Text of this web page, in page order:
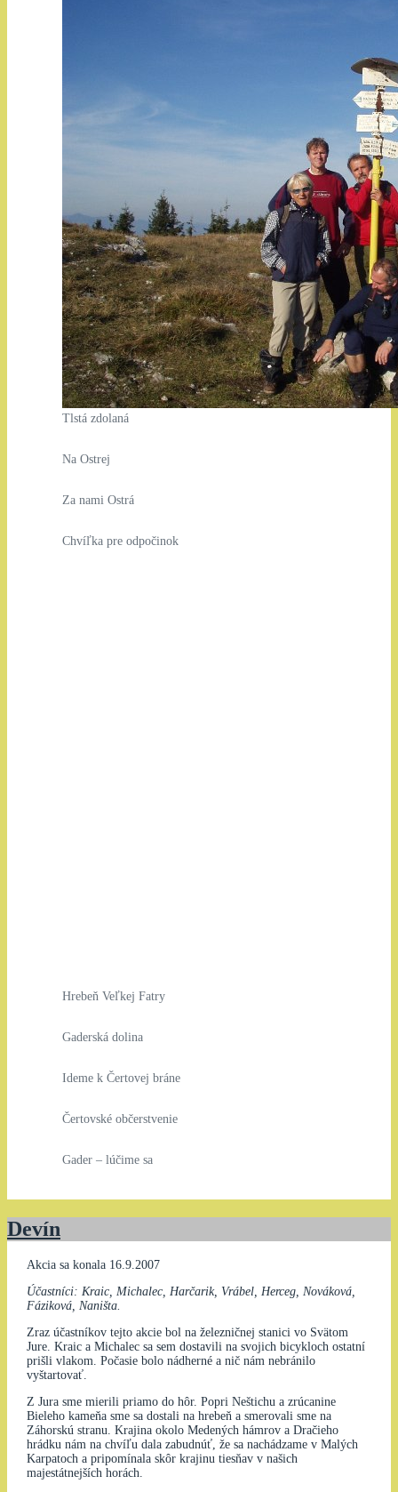
Tlstá zdolaná
Na Ostrej
Za nami Ostrá
Chvíľka pre odpočinok
Hrebeň Veľkej Fatry
Gaderská dolina
Ideme k Čertovej bráne
Čertovské občerstvenie
Gader – lúčime sa
Devín
Akcia sa konala 16.9.2007
Účastníci: Kraic, Michalec, Harčarik, Vrábel, Herceg, Nováková,
Fáziková, Naništa.
Zraz účastníkov tejto akcie bol na železničnej stanici vo Svätom
Jure. Kraic a Michalec sa sem dostavili na svojich bicykloch ostatní
prišli vlakom. Počasie bolo nádherné a nič nám nebránilo
vyštartovať.
Z Jura sme mierili priamo do hôr. Popri Neštichu a zrúcanine
Bieleho kameňa sme sa dostali na hrebeň a smerovali sme na
Záhorskú stranu. Krajina okolo Medených hámrov a Dračieho
hrádku nám na chvíľu dala zabudnúť, že sa nachádzame v Malých
Karpatoch a pripomínala skôr krajinu tiesňav v našich
majestátnejších horách.